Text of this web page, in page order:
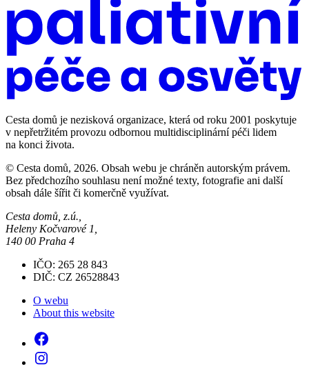
Cesta domů je nezisková organizace, která od roku 2001 poskytuje
v nepřetržitém provozu odbornou multidisciplinární péči lidem
na konci života.
© Cesta domů, 2026. Obsah webu je chráněn autorským právem.
Bez předchozího souhlasu není možné texty, fotografie ani další
obsah dále šířit či komerčně využívat.
Cesta domů, z.ú.,
Heleny Kočvarové 1,
140 00 Praha 4
IČO: 265 28 843
DIČ: CZ 26528843
O webu
About this website